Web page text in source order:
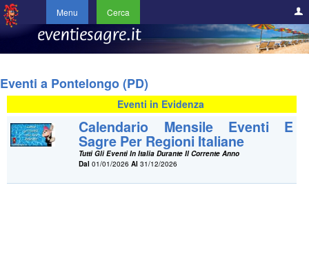
Menu Cerca
Eventi a Pontelongo (PD)
Eventi in Evidenza
Calendario Mensile Eventi E
Sagre Per Regioni Italiane
Tutti Gli Eventi In Italia Durante Il Corrente Anno
Dal 01/01/2026Al 31/12/2026